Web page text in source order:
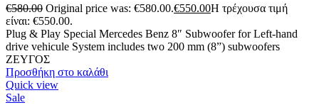
€580.00 Original price was: €580.00.€550.00Η τρέχουσα τιμή
είναι: €550.00.
Plug & Play Special Mercedes Benz 8″ Subwoofer for Left-hand
drive vehicule System includes two 200 mm (8”) subwoofers
ΖΕΥΓΟΣ
Προσθήκη στο καλάθι
Quick view
Sale